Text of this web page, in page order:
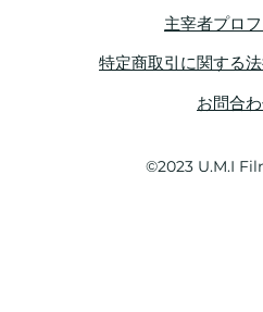
主宰者プロ
特定商取引に関する
お問合
©2023 U.M.I